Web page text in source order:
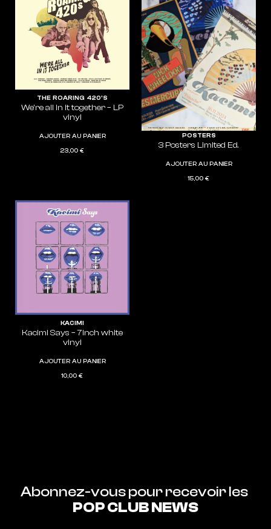
THE ROARING 420'S
We’re all in it together – LP
vinyl
23,00 €
AJOUTER AU PANIER POSTERS
3 Posters Limited Ed.
15,00 €
AJOUTER AU PANIER
KACIMI
Kacimi Says – 7inch white
vinyl
10,00 €
AJOUTER AU PANIER
POP CLUB NEWS